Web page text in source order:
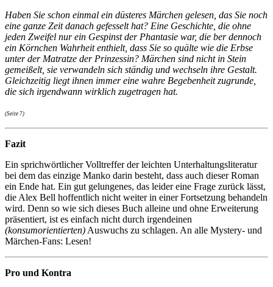
Haben Sie schon einmal ein düsteres Märchen gelesen, das Sie noch
eine ganze Zeit danach gefesselt hat? Eine Geschichte, die ohne
jeden Zweifel nur ein Gespinst der Phantasie war, die ber dennoch
ein Körnchen Wahrheit enthielt, dass Sie so quälte wie die Erbse
unter der Matratze der Prinzessin? Märchen sind nicht in Stein
gemeißelt, sie verwandeln sich ständig und wechseln ihre Gestalt.
Gleichzeitig liegt ihnen immer eine wahre Begebenheit zugrunde,
die sich irgendwann wirklich zugetragen hat.
(Seite 7)
Fazit
Ein sprichwörtlicher Volltreffer der leichten Unterhaltungsliteratur
bei dem das einzige Manko darin besteht, dass auch dieser Roman
ein Ende hat. Ein gut gelungenes, das leider eine Frage zurück lässt,
die Alex Bell hoffentlich nicht weiter in einer Fortsetzung behandeln
wird. Denn so wie sich dieses Buch alleine und ohne Erweiterung
präsentiert, ist es einfach nicht durch irgendeinen
(konsumorientierten) Auswuchs zu schlagen. An alle Mystery- und
Märchen-Fans: Lesen!
Pro und Kontra